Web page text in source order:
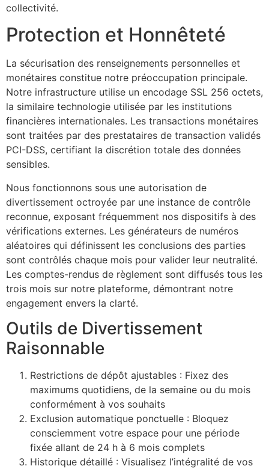
collectivité.
Protection et Honnêteté
La sécurisation des renseignements personnelles et
monétaires constitue notre préoccupation principale.
Notre infrastructure utilise un encodage SSL 256 octets,
la similaire technologie utilisée par les institutions
financières internationales. Les transactions monétaires
sont traitées par des prestataires de transaction validés
PCI-DSS, certifiant la discrétion totale des données
sensibles.
Nous fonctionnons sous une autorisation de
divertissement octroyée par une instance de contrôle
reconnue, exposant fréquemment nos dispositifs à des
vérifications externes. Les générateurs de numéros
aléatoires qui définissent les conclusions des parties
sont contrôlés chaque mois pour valider leur neutralité.
Les comptes-rendus de règlement sont diffusés tous les
trois mois sur notre plateforme, démontrant notre
engagement envers la clarté.
Outils de Divertissement
Raisonnable
Restrictions de dépôt ajustables : Fixez des
maximums quotidiens, de la semaine ou du mois
conformément à vos souhaits
Exclusion automatique ponctuelle : Bloquez
consciemment votre espace pour une période
fixée allant de 24 h à 6 mois complets
Historique détaillé : Visualisez l’intégralité de vos